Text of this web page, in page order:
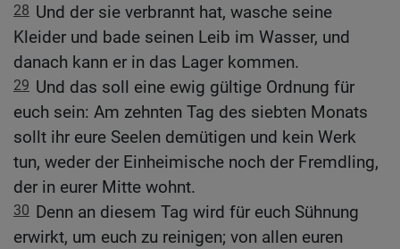
28 Und der sie verbrannt hat, wasche seine
Kleider und bade seinen Leib im Wasser, und
danach kann er in das Lager kommen.
29 Und das soll eine ewig gültige Ordnung für
euch sein: Am zehnten Tag des siebten Monats
sollt ihr eure Seelen demütigen und kein Werk
tun, weder der Einheimische noch der Fremdling,
der in eurer Mitte wohnt.
30 Denn an diesem Tag wird für euch Sühnung
erwirkt, um euch zu reinigen; von allen euren